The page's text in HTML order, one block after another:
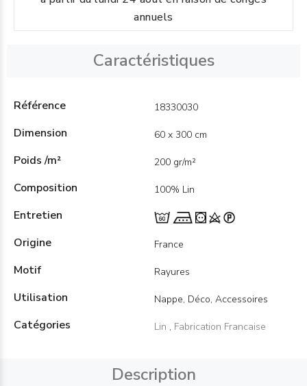
annuels
Caractéristiques
Référence 18330030
Dimension 60 x 300 cm
Poids /m² 200 gr/m²
Composition 100% Lin
Entretien
Origine
France
Motif Rayures
Utilisation Nappe, Déco, Accessoires
Catégories Lin , Fabrication Francaise
Description